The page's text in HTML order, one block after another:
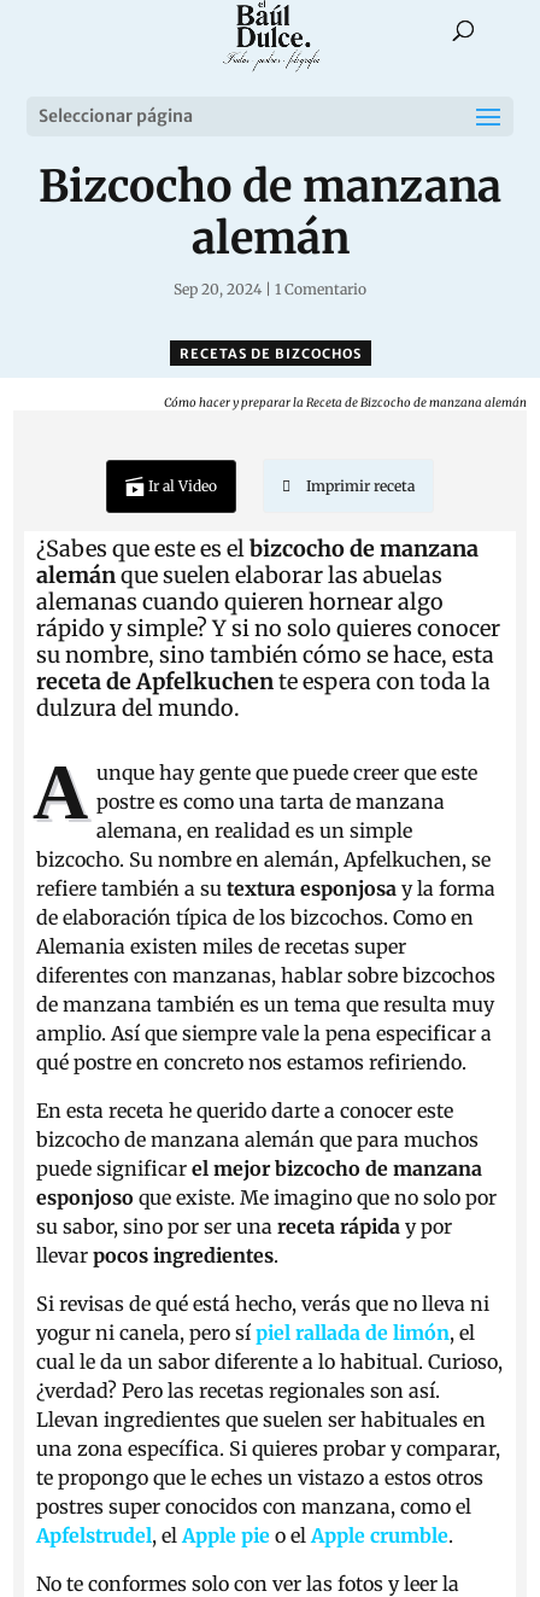
Seleccionar página
Bizcocho de manzana
alemán
Sep 20, 2024 1 Comentario
RECETAS DE BIZCOCHOS
Cómo hacer y preparar la Receta de Bizcocho de manzana alemán
Ir al Video Imprimir receta
¿Sabes que este es elbizcocho de manzana
alemánque suelen elaborar las abuelas
alemanas cuando quieren hornear algo
rápido y simple? Y si no solo quieres conocer
su nombre, sino también cómo se hace, esta
receta de Apfelkuchente espera con toda la
dulzura del mundo.
A unque hay gente que puede creer que este
postre es como una tarta de manzana
alemana, en realidad es un simple
bizcocho. Su nombre en alemán, Apfelkuchen, se
refiere también a sutextura esponjosa y la forma
de elaboración típica de los bizcochos. Como en
Alemania existen miles de recetas super
diferentes con manzanas, hablar sobre bizcochos
de manzana también es un tema que resulta muy
amplio. Así que siempre vale la pena especificar a
qué postre en concreto nos estamos refiriendo.
En esta receta he querido darte a conocer este
bizcocho de manzana alemán que para muchos
puede significarel mejor bizcocho de manzana
esponjoso que existe. Me imagino que no solo por
su sabor, sino por ser unareceta rápida y por
llevarpocos ingredientes.
Si revisas de qué está hecho, verás que no lleva ni
yogur ni canela, pero sípiel rallada de limón, el
cual le da un sabor diferente a lo habitual. Curioso,
¿verdad? Pero las recetas regionales son así.
Llevan ingredientes que suelen ser habituales en
una zona específica. Si quieres probar y comparar,
te propongo que le eches un vistazo a estos otros
postres super conocidos con manzana, como el
Apfelstrudel, elApple pie o elApple crumble.
No te conformes solo con ver las fotos y leer la